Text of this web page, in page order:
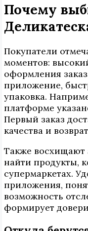
Почему
Покупатели
моментов:
оформления
приложение,
упаковка.
платформе
Первый заказ
качества и
Также восхищают
найти продукты,
супермаркетах.
приложения,
возможность
формирует